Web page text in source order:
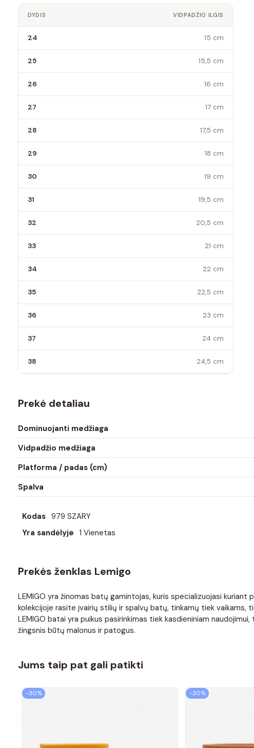
DYDIS VIDPADŽIO ILGIS
24 15 cm
25 15,5 cm
26 16 cm
27 17 cm
28 17,5 cm
29 18 cm
30 19 cm
31 19,5 cm
32 20,5 cm
33 21 cm
34 22 cm
35 22,5 cm
36 23 cm
37 24 cm
38 24,5 cm
Prekė detaliau
Dominuojanti medžiaga
Vidpadžio medžiaga
Platforma / padas (cm)
Spalva
Kodas 979 SZARY
Yra sandėlyje 1 Vienetas
Prekės ženklas Lemigo
LEMIGO yra žinomas batų gamintojas, kuris specializuojasi
kolekcijoje rasite įvairių stilių ir spalvų batų, tinkamų tiek vaikams,
LEMIGO batai yra puikus pasirinkimas tiek kasdieniniam
žingsnis būtų malonus ir patogus.
Jums taip pat gali patikti
−30% −30%